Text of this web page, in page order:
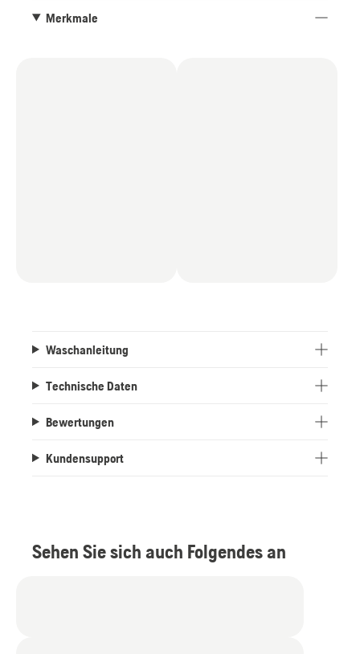
Merkmale
Waschanleitung
Technische Daten
Bewertungen
Kundensupport
Sehen Sie sich auch Folgendes an